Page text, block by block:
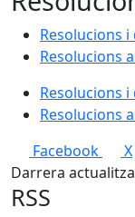
Resolucions i
Resolucions
Resolucions i
Resolucions
Facebook
X
Darrera
RSS